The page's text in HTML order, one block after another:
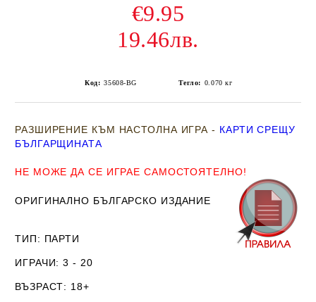
€9.95
19.46лв.
Код: 35608-BG Тегло: 0.070 кг
РАЗШИРЕНИЕ КЪМ НАСТОЛНА ИГРА - КАРТИ СРЕЩУ
БЪЛГАРЩИНАТА
НЕ МОЖЕ ДА СЕ ИГРАЕ САМОСТОЯТЕЛНО!
ОРИГИНАЛНО БЪЛГАРСКО ИЗДАНИЕ
ТИП: ПАРТИ
ИГРАЧИ: 3 - 20
ВЪЗРАСТ: 18+